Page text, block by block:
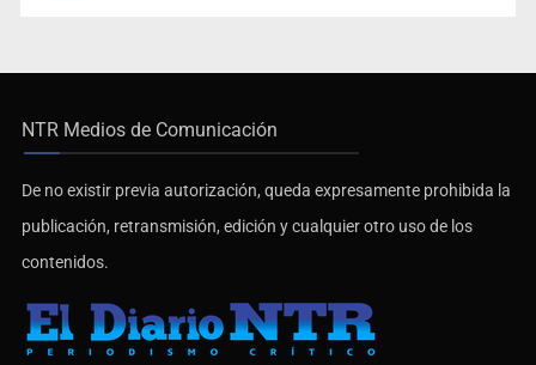
NTR Medios de Comunicación
De no existir previa autorización, queda expresamente prohibida la
publicación, retransmisión, edición y cualquier otro uso de los
contenidos.